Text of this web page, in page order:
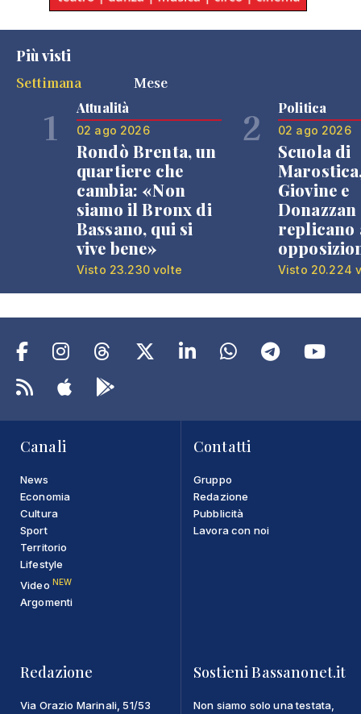
Più visti
Settimana
Mese
1 Attualità
02 ago 2026
Rondò Brenta, un
quartiere che
cambia: «Non
siamo il Bronx di
Bassano, qui si
vive bene»
Visto 23.230 volte
2 Politica
02 ago 2026
Scuola di
Giovine e
Donazzan
replicano
Visto 20.224
Canali
News
Economia
Cultura
Sport
Territorio
Lifestyle
Video NEW
Argomenti
Contatti
Gruppo
Redazione
Pubblicità
Lavora con noi
Redazione
Via Orazio Marinali, 51/53
Sostieni Bassanonet.it
Non siamo solo una testata,